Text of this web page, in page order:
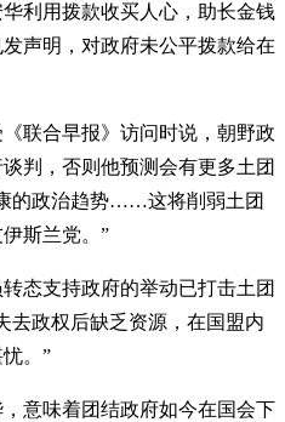
利用拨款收买人心，助长金钱
声明，对政府未公平拨款给在
联合早报》访问时说，朝野政
判，否则他预测会有更多土团
的政治趋势……这将削弱土团
斯兰党。”
态支持政府的举动已打击土团
去政权后缺乏资源，在国盟内
。”
意味着团结政府如今在国会下